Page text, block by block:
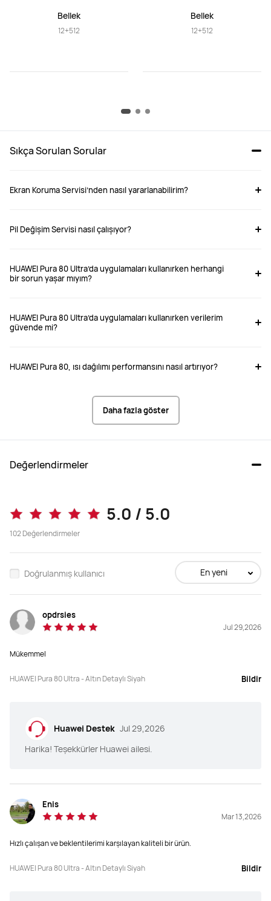
Bellek
12+512
Bellek
12+512
Ekran Koruma Servisi’nden nasıl yararlanabilirim?
Pil Değişim Servisi nasıl çalışıyor?
HUAWEI Pura 80 Ultra’da uygulamaları kullanırken herhangi
bir sorun yaşar mıyım?
HUAWEI Pura 80 Ultra’da uygulamaları kullanırken verilerim
güvende mi?
HUAWEI Pura 80, ısı dağılımı performansını nasıl artırıyor?
Daha fazla göster
Değerlendirmeler
5.0 / 5.0
102Değerlendirmeler
Doğrulanmış kullanıcı En yeni
opdrsies
Jul 29,2026
Mükemmel
HUAWEI Pura 80 Ultra - Altın Detaylı Siyah Bildir
Huawei Destek Jul 29,2026
Harika! Teşekkürler Huawei ailesi.
Enis
Mar 13,2026
Hızlı çalışan ve beklentilerimi karşılayan kaliteli bir ürün.
HUAWEI Pura 80 Ultra - Altın Detaylı Siyah Bildir